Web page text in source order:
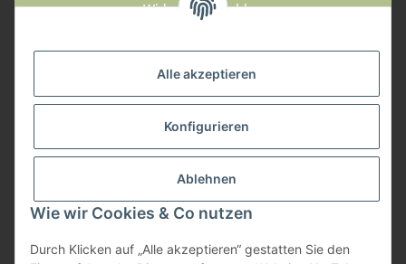
Alle akzeptieren
Konfigurieren
Ablehnen
Wie wir Cookies & Co nutzen
Durch Klicken auf „Alle akzeptieren“ gestatten Sie den
Widerruf anmelden
Zahlungsmöglichkeiten